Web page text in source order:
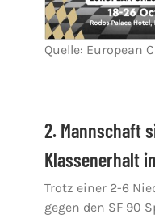
Quelle: European
2. Mannschaft
Klassenerhalt
Trotz einer 2-6
gegen den SF 90